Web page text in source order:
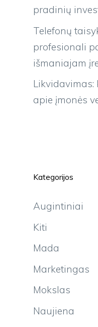
pradinių
Telefonų
profesionali
išmaniajam
Likvidavimas:
apie įmonės
Kategorijos
Augintiniai
Kiti
Mada
Marketingas
Mokslas
Naujiena